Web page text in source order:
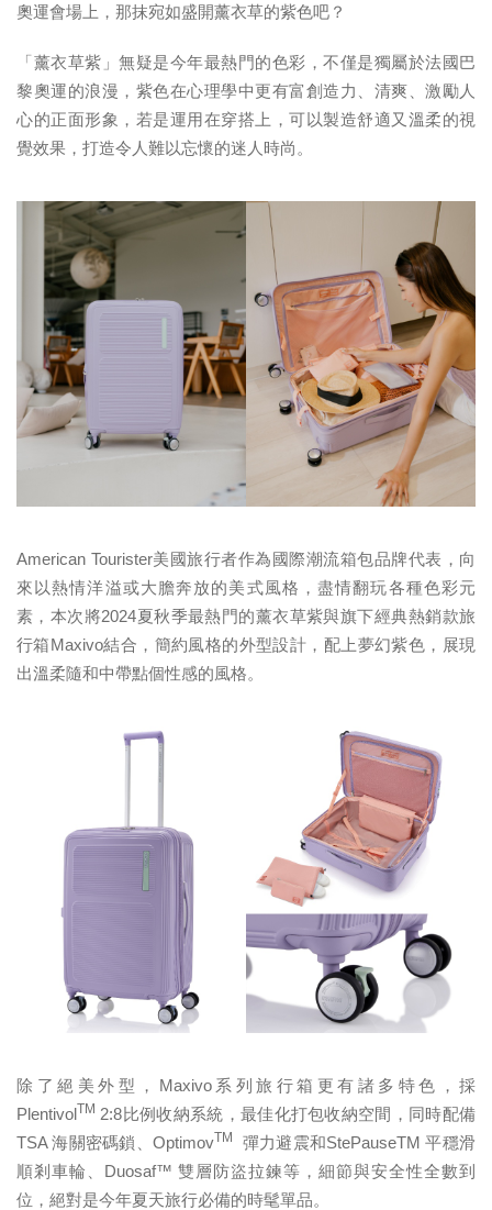
奧運會場上，那抹宛如盛開薰衣草的紫色吧？
「薰衣草紫」無疑是今年最熱門的色彩，不僅是獨屬於法國巴
黎奧運的浪漫，紫色在心理學中更有富創造力、清爽、激勵人
心的正面形象，若是運用在穿搭上，可以製造舒適又溫柔的視
覺效果，打造令人難以忘懷的迷人時尚。
American Tourister美國旅行者作為國際潮流箱包品牌代表，向
來以熱情洋溢或大膽奔放的美式風格，盡情翻玩各種色彩元
素，本次將2024夏秋季最熱門的薰衣草紫與旗下經典熱銷款旅
行箱Maxivo結合，簡約風格的外型設計，配上夢幻紫色，展現
出溫柔隨和中帶點個性感的風格。
除了絕美外型，Maxivo系列旅行箱更有諸多特色，採
PlentivolTM 2:8比例收納系統，最佳化打包收納空間，同時配備
TSA 海關密碼鎖、OptimovTM
彈力避震和StePauseTM 平穩滑
順剎車輪、Duosaf™ 雙層防盜拉鍊等，細節與安全性全數到
位，絕對是今年夏天旅行必備的時髦單品。